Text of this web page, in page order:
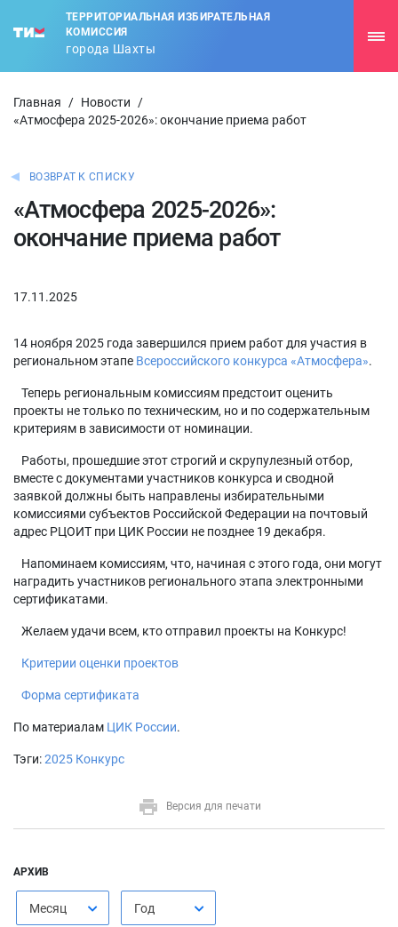
ТЕРРИТОРИАЛЬНАЯ ИЗБИРАТЕЛЬНАЯ
КОМИССИЯ
города Шахты
Главная / Новости
/
«Атмосфера 2025-2026»: окончание приема работ
ВОЗВРАТ К СПИСКУ
«Атмосфера 2025-2026»:
окончание приема работ
17.11.2025
14 ноября 2025 года завершился прием работ для участия в
региональном этапе Всероссийского конкурса «Атмосфера».
Теперь региональным комиссиям предстоит оценить
проекты не только по техническим, но и по содержательным
критериям в зависимости от номинации.
Работы, прошедшие этот строгий и скрупулезный отбор,
вместе с документами участников конкурса и сводной
заявкой должны быть направлены избирательными
комиссиями субъектов Российской Федерации на почтовый
адрес РЦОИТ при ЦИК России не позднее 19 декабря.
Напоминаем комиссиям, что, начиная с этого года, они могут
наградить участников регионального этапа электронными
сертификатами.
Желаем удачи всем, кто отправил проекты на Конкурс!
Критерии оценки проектов
Форма сертификата
По материалам ЦИК России.
Тэги:2025 Конкурс
Версия для печати
АРХИВ
Месяц Год